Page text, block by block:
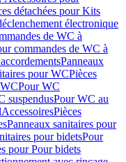
détachées pour Kits
électronique
de WC à
commandes de WC à
Panneaux
pour WCPièces
Pour WC
suspendusPour WC au
AccessoiresPièces
Panneaux sanitaires pour
pour bidetsPour
pour Pour bidets